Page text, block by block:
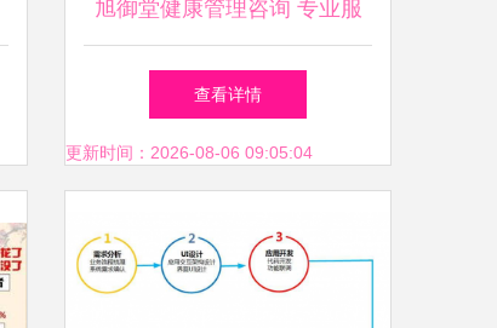
旭御堂健康管理咨询 专业服
务点亮健康之路
查看详情
更新时间：2026-08-06 09:05:04